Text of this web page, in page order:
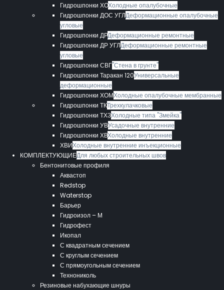
Гидрошпонки ХОХолодные опалубочные
Гидрошпонки ДОС УГЛДеформационные опалубочные
угловые
Гидрошпонки ДРДеформационные ремонтные
Гидрошпонки ДР УГЛДеформационные ремонтные
угловые
Гидрошпонки СВГ"Стена в грунте"
Гидрошпонки Таракан 120Универсальные
деформационные
Гидрошпонки ХОМХолодные опалубочные мембранные
Гидрошпонки ТКТрехкулачковые
Гидрошпонки ТХЗХолодные типа "Змейка"
Гидрошпонки УВУсадочные внутренние
Гидрошпонки ХВХолодные внутренние
ХВИХолодные внутренние инъекционные
КОМПЛЕКТУЮЩИЕДля любых строительных швов
Бентонитовые профиля
Аквастоп
Redstop
Waterstop
Барьер
Гидроизол – М
Гидрофест
Икопал
С квадратным сечением
С круглым сечением
С прямоугольным сечением
Технониколь
Резиновые набухающие шнуры